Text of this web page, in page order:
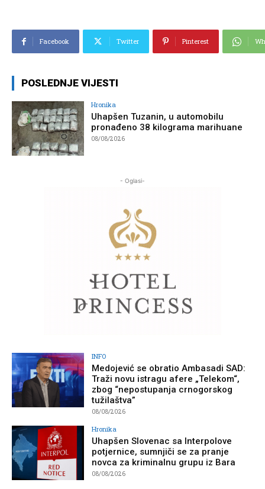
Facebook Twitter Pinterest
POSLEDNJE VIJESTI
Hronika
Uhapšen Tuzanin, u automobilu
pronađeno 38 kilograma marihuane
08/08/2026
- Oglasi-
INFO
Medojević se obratio Ambasadi SAD:
Traži novu istragu afere „Telekom“,
zbog “nepostupanja crnogorskog
tužilaštva”
08/08/2026
Hronika
Uhapšen Slovenac sa Interpolove
potjernice, sumnjiči se za pranje
novca za kriminalnu grupu iz Bara
08/08/2026